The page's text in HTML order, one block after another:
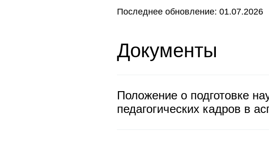
Последнее обновление: 01.07.2026
Документы
Положение о подготовке
педагогических кадров в